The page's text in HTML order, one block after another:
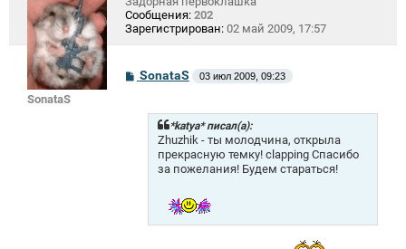
SonataS
Сообщения: 202
Зарегистрирован: 02 май 2009, 17:57
СSonataS 03 июл 2009, 09:23
*katya* писал(а):
Zhuzhik - ты молодчина, открыла
прекрасную темку! clapping Спасибо
за пожелания! Будем стараться!